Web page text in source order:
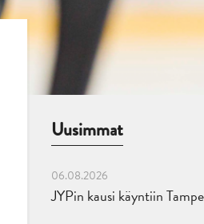
Uusimmat
06.08.2026
JYPin kausi käyntiin